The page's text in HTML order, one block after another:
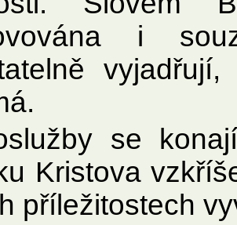
i
se
Kristova
příležitostech